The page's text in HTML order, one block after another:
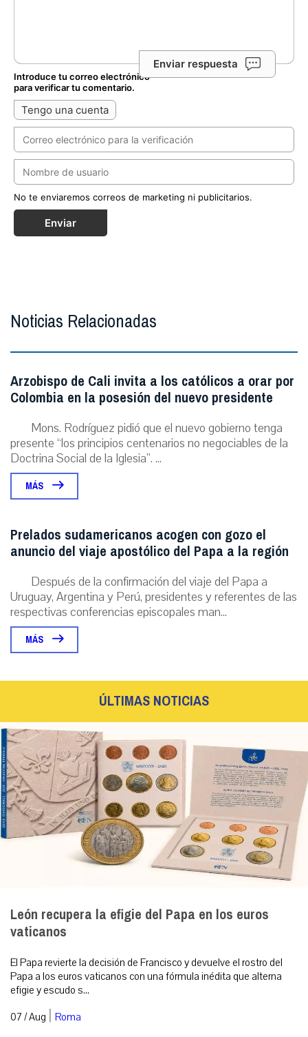
Enviar respuesta
Introduce tu correo electrónico
para verificar tu comentario.
Tengo una cuenta
No te enviaremos correos de marketing ni publicitarios.
Enviar
Noticias Relacionadas
Arzobispo de Cali invita a los católicos a orar por
Colombia en la posesión del nuevo presidente
Mons. Rodríguez pidió que el nuevo gobierno tenga
presente “los principios centenarios no negociables de la
Doctrina Social de la Iglesia”. ...
MÁS
Prelados sudamericanos acogen con gozo el
anuncio del viaje apostólico del Papa a la región
Después de la confirmación del viaje del Papa a
Uruguay, Argentina y Perú, presidentes y referentes de las
respectivas conferencias episcopales man...
MÁS
ÚLTIMAS NOTICIAS
León recupera la efigie del Papa en los euros
vaticanos
El Papa revierte la decisión de Francisco y devuelve el rostro del
Papa a los euros vaticanos con una fórmula inédita que alterna
efigie y escudo s...
07 / Aug | Roma